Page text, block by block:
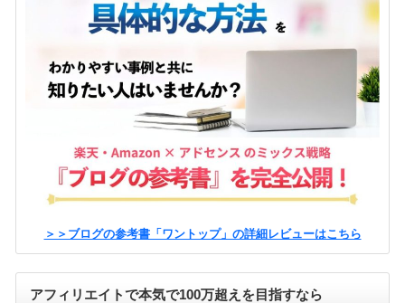
＞＞ブログの参考書「ワントップ」の詳細レビューはこちら
アフィリエイトで本気で100万超えを目指すなら